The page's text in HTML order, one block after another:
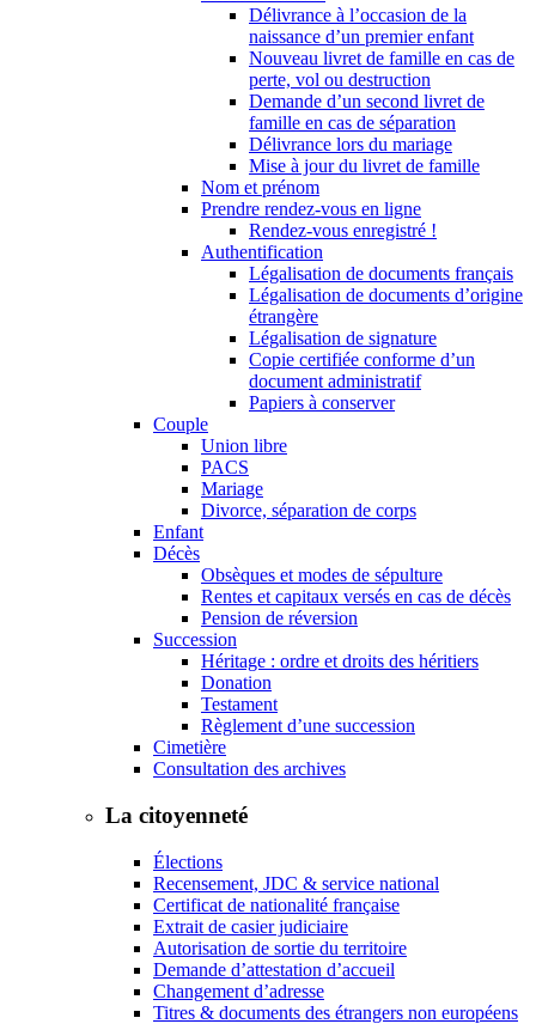
Délivrance à l’occasion de la
naissance d’un premier enfant
Nouveau livret de famille en cas de
perte, vol ou destruction
Demande d’un second livret de
famille en cas de séparation
Délivrance lors du mariage
Mise à jour du livret de famille
Nom et prénom
Prendre rendez-vous en ligne
Rendez-vous enregistré !
Authentification
Légalisation de documents français
Légalisation de documents d’origine
étrangère
Légalisation de signature
Copie certifiée conforme d’un
document administratif
Papiers à conserver
Couple
Union libre
PACS
Mariage
Divorce, séparation de corps
Enfant
Décès
Obsèques et modes de sépulture
Rentes et capitaux versés en cas de décès
Pension de réversion
Succession
Héritage : ordre et droits des héritiers
Donation
Testament
Règlement d’une succession
Cimetière
Consultation des archives
La citoyenneté
Élections
Recensement, JDC & service national
Certificat de nationalité française
Extrait de casier judiciaire
Autorisation de sortie du territoire
Demande d’attestation d’accueil
Changement d’adresse
Titres & documents des étrangers non européens